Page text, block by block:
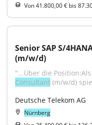
Von 41.800,00 € bis
Senior SAP S/
(m/w/d)
Consultant (m/w/d)
Deutsche Telekom AG
Nürnberg